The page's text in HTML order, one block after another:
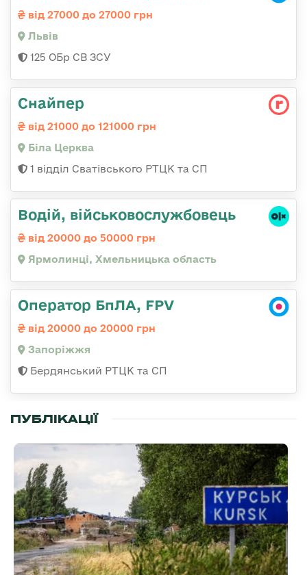
від 27000 до 27000 грн
Львів
125 ОБр СВ ЗСУ
Снайпер
від 21000 до 121000 грн
Біла Церква
1 відділ Сватівського РТЦК та СП
Водій, військовослужбовець
від 20000 до 50000 грн
Ярмолинці, Хмельницька область
Оператор БпЛА, FPV
від 20000 до 20000 грн
Запоріжжя
Бердянський РТЦК та СП
ПУБЛІКАЦІЇ